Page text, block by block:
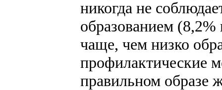
никогда не
образованием
чаще, чем низко
профилактические
правильном образе